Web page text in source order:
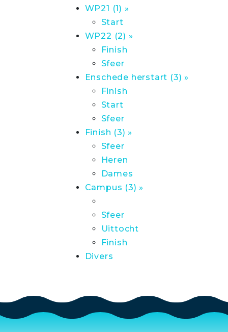
WP21 (1) »
Start
WP22 (2) »
Finish
Sfeer
Enschede herstart (3) »
Finish
Start
Sfeer
Finish (3) »
Sfeer
Heren
Dames
Campus (3) »
Sfeer
Uittocht
Finish
Divers